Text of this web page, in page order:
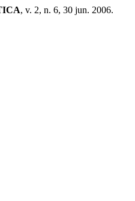
, v. 2, n. 6, 30 jun. 2006.